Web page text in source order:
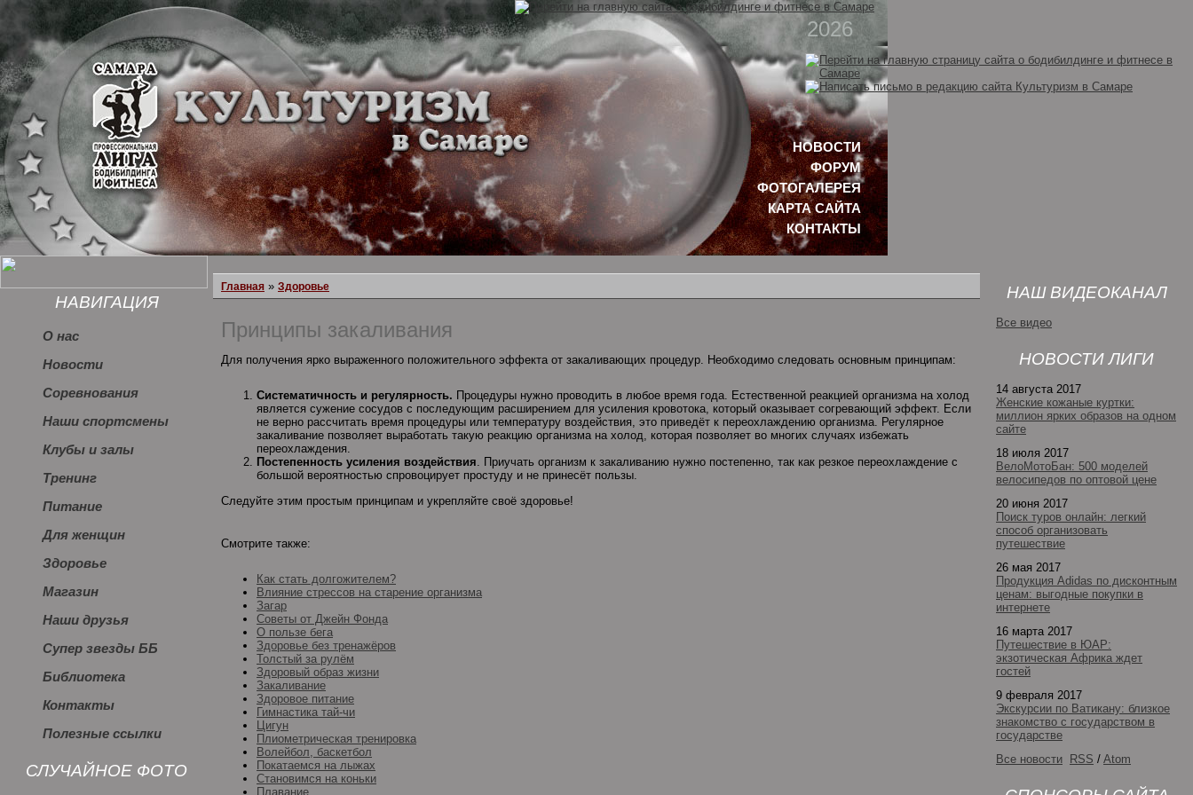
НАШ ВИДЕОКАНАЛ
Все видео
НОВОСТИ ЛИГИ
14 августа 2017
Женские кожаные куртки:
миллион ярких образов на одном
сайте
18 июля 2017
ВелоМотоБан: 500 моделей
велосипедов по оптовой цене
20 июня 2017
Поиск туров онлайн: легкий
способ организовать
путешествие
26 мая 2017
Продукция Adidas по дисконтным
ценам: выгодные покупки в
интернете
16 марта 2017
Путешествие в ЮАР:
экзотическая Африка ждет
гостей
9 февраля 2017
Экскурсии по Ватикану: близкое
знакомство с государством в
государстве
Все новости
RSS / Atom
НАВИГАЦИЯ
О нас
Новости
Соревнования
Наши спортсмены
Клубы и залы
Тренинг
Питание
Для женщин
Здоровье
Магазин
Наши друзья
Супер звезды ББ
Библиотека
Контакты
Полезные ссылки
СЛУЧАЙНОЕ ФОТО
Главная » Здоровье
Принципы закаливания
Для получения ярко выраженного положительного эффекта от закаливающих процедур. Необходимо следовать основным принципам:
Систематичность и регулярность. Процедуры нужно проводить в любое время года. Естественной реакцией организма на холод
является сужение сосудов с последующим расширением для усиления кровотока, который оказывает согревающий эффект. Если
не верно рассчитать время процедуры или температуру воздействия, это приведёт к переохлаждению организма. Регулярное
закаливание позволяет выработать такую реакцию организма на холод, которая позволяет во многих случаях избежать
переохлаждения.
Постепенность усиления воздействия. Приучать организм к закаливанию нужно постепенно, так как резкое переохлаждение с
большой вероятностью спровоцирует простуду и не принесёт пользы.
Следуйте этим простым принципам и укрепляйте своё здоровье!
Смотрите также:
Как стать долгожителем?
Влияние стрессов на старение организма
Загар
Советы от Джейн Фонда
О пользе бега
Здоровье без тренажёров
Толстый за рулём
Здоровый образ жизни
Закаливание
Здоровое питание
Гимнастика тай-чи
Цигун
Плиометрическая тренировка
Волейбол, баскетбол
Покатаемся на лыжах
Становимся на коньки
Плавание
2026
НОВОСТИ
ФОРУМ
ФОТОГАЛЕРЕЯ
КАРТА САЙТА
КОНТАКТЫ